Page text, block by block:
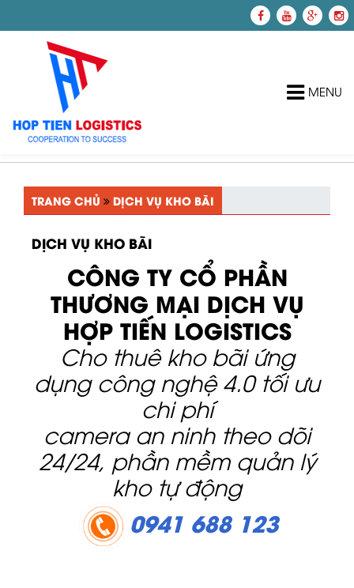
MENU
TRANG CHỦ DỊCH VỤ KHO BÃI
DỊCH VỤ KHO BÃI
CÔNG TY CỔ PHẦN
THƯƠNG MẠI DỊCH VỤ
HỢP TIẾN LOGISTICS
Cho thuê kho bãi ứng
dụng công nghệ 4.0 tối ưu
chi phí
camera an ninh theo dõi
24/24, phần mềm quản lý
kho tự động
0941 688 123
TRANG CHỦ
DỊCH VỤ
Dịch Vụ Kho Bãi
Dịch Vụ Vận Chuyển
Dịch Vụ Khai Báo Hải
Quan
Mua Bán Pallet
Dịch Vụ Bổ Trợ Khác
TIN TỨC
Xưởng, Đất Tại Bình
Dương
Lĩnh Vực Kinh Doanh Về
Dịch Vụ Cho Thuê Kho
DỊCH VỤ CHO THUÊ KHO